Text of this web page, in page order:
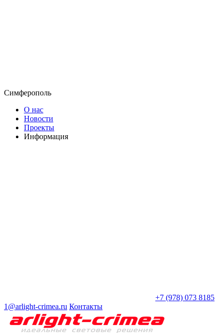
Симферополь
О нас
Новости
Проекты
Информация
+7 (978) 073 8185
1@arlight-crimea.ru Контакты